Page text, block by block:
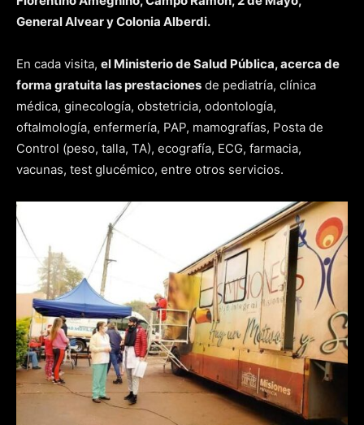
General Alvear y Colonia Alberdi.
En cada visita, el Ministerio de Salud Pública, acerca de
forma gratuita las prestaciones de pediatría, clínica
médica, ginecología, obstetricia, odontología,
oftalmología, enfermería, PAP, mamografías, Posta de
Control (peso, talla, TA), ecografía, ECG, farmacia,
vacunas, test glucémico, entre otros servicios.